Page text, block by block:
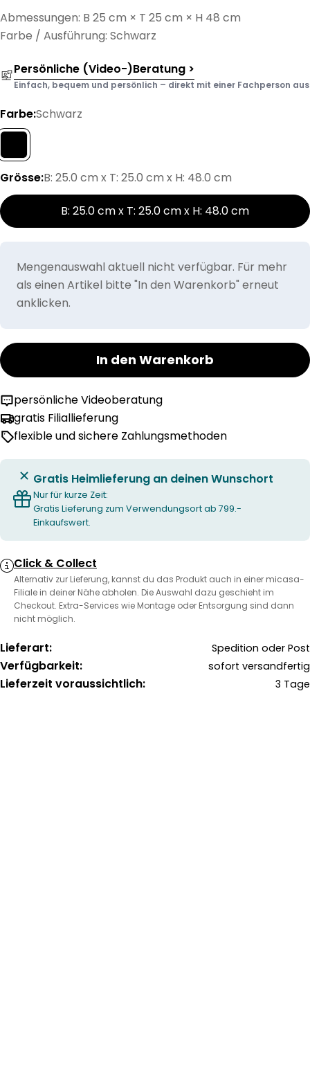
Abmessungen: B 25 cm × T 25 cm × H 48 cm
Farbe / Ausführung: Schwarz
Persönliche (Video-)Beratung >
Einfach, bequem und persönlich – direkt mit einer Fachperson aus
Farbe:Schwarz
Grösse:B: 25.0 cm x T: 25.0 cm x H: 48.0 cm
B: 25.0 cm x T: 25.0 cm x H: 48.0 cm
Mengenauswahl aktuell nicht verfügbar. Für mehr
als einen Artikel bitte "In den Warenkorb" erneut
anklicken.
In den Warenkorb
persönliche Videoberatung
gratis Filiallieferung
flexible und sichere Zahlungsmethoden
Gratis Heimlieferung an deinen Wunschort
Nur für kurze Zeit:
Gratis Lieferung zum Verwendungsort ab 799.-
Einkaufswert.
Click & Collect
Alternativ zur Lieferung, kannst du das Produkt auch in einer micasa-
Filiale in deiner Nähe abholen. Die Auswahl dazu geschieht im
Checkout. Extra-Services wie Montage oder Entsorgung sind dann
nicht möglich.
Lieferart: Spedition oder Post
Verfügbarkeit: sofort versandfertig
Lieferzeit voraussichtlich: 3 Tage